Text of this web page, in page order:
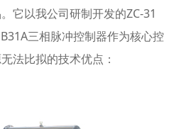
它以我公司研制开发的ZC-31
三相脉冲控制器作为核心控
法比拟的技术优点：